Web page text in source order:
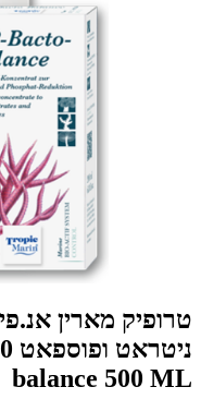
טרופיק מארין
balance 500 ML